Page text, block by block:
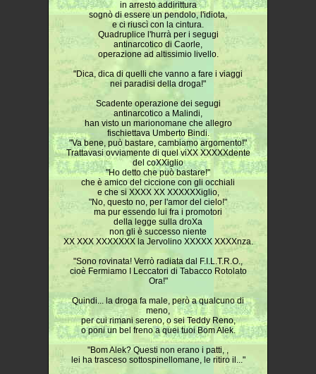
in arresto addirittura
sognò di essere un pendolo, l'idiota,
e ci riuscì con la cintura.
Quadruplice l'hurrà per i segugi
antinarcotico di Caorle,
operazione ad altissimio livello.
"Dica, dica di quelli che vanno a fare i viaggi
nei paradisi della droga!"
Scadente operazione dei segugi
antinarcotico a Malindi,
han visto un marionomane che allegro
fischiettava Umberto Bindi.
"Va bene, può bastare, cambiamo argomento!"
Trattavasi ovviamente di quel viXX XXXXXdente
del coXXiglio
"Ho detto che può bastare!"
che è amico del ciccione con gli occhiali
e che si XXXX XX XXXXXXiglio,
"No, questo no, per l'amor del cielo!"
ma pur essendo lui fra i promotori
della legge sulla droXa
non gli è successo niente
XX XXX XXXXXXX la Jervolino XXXXX XXXXnza.
"Sono rovinata! Verrò radiata dal F.I.L.T.R.O.,
cioè Fermiamo I Leccatori di Tabacco Rotolato
Ora!"
Quindi... la droga fa male, però a qualcuno di
meno,
per cui rimani sereno, o sei Teddy Reno,
o poni un bel freno a quei tuoi Bom Alek.
"Bom Alek? Questi non erano i patti, ,
lei ha trasceso sottospinellomane, le ritiro il..."